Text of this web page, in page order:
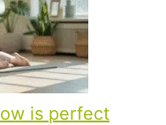
is perfect